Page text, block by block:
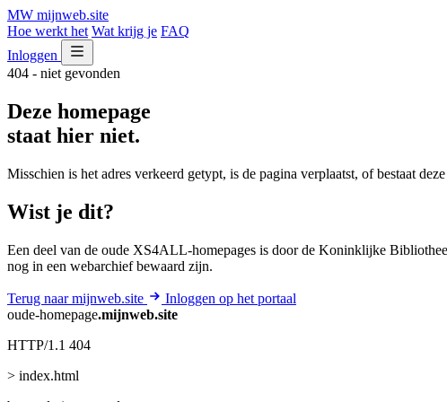
MW mijnweb.site
Hoe werkt het Wat krijg je FAQ
Inloggen
404 - niet gevonden
Deze homepage
staat hier niet.
Misschien is het adres verkeerd getypt, is de pagina verplaatst, of bestaat
Wist je dit?
Een deel van de oude XS4ALL-homepages is door de Koninklijke
nog in een webarchief bewaard zijn.
Terug naar mijnweb.site
Inloggen op het portaal
oude-homepage.mijnweb.site
HTTP/1.1 404
> index.html